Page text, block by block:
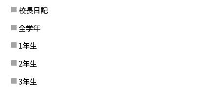
校長日記
全学年
1年生
2年生
3年生